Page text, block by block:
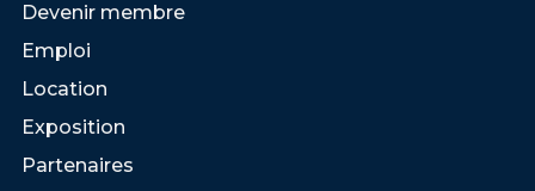
Devenir membre
Emploi
Location
Exposition
Partenaires